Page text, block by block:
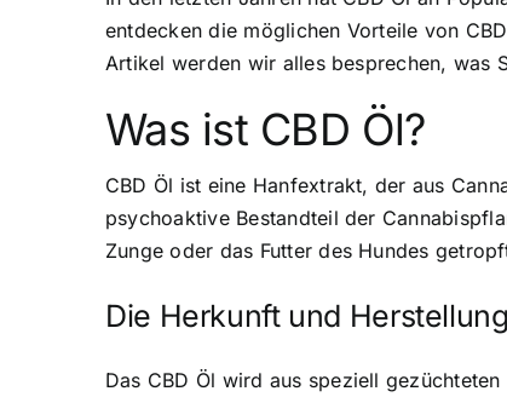
entdecken die möglichen Vorteile von
Artikel werden wir alles besprechen, was
Was ist CBD Öl?
CBD Öl ist eine Hanfextrakt, der aus
psychoaktive Bestandteil der
Zunge oder das Futter des Hundes
Die Herkunft und
Das CBD Öl wird aus speziell